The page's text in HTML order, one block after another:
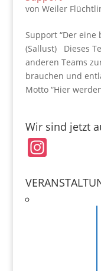
von Weiler
Support “Der eine
(Sallust) Dieses
anderen Teams
brauchen und
Motto “Hier
Wir sind jetzt
In
a